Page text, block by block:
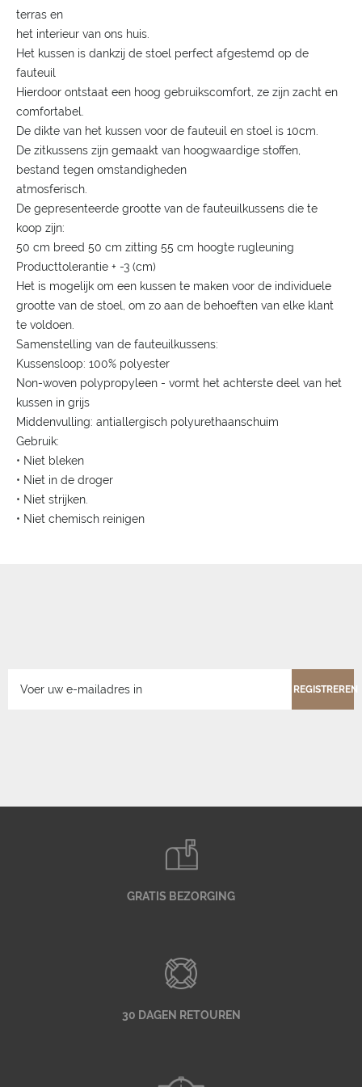
terras en
het interieur van ons huis.
Het kussen is dankzij de stoel perfect afgestemd op de
fauteuil
Hierdoor ontstaat een hoog gebruikscomfort, ze zijn zacht en
comfortabel.
De dikte van het kussen voor de fauteuil en stoel is 10cm.
De zitkussens zijn gemaakt van hoogwaardige stoffen,
bestand tegen omstandigheden
atmosferisch.
De gepresenteerde grootte van de fauteuilkussens die te
koop zijn:
50 cm breed 50 cm zitting 55 cm hoogte rugleuning
Producttolerantie + -3 (cm)
Het is mogelijk om een kussen te maken voor de individuele
grootte van de stoel, om zo aan de behoeften van elke klant
te voldoen.
Samenstelling van de fauteuilkussens:
Kussensloop: 100% polyester
Non-woven polypropyleen - vormt het achterste deel van het
kussen in grijs
Middenvulling: antiallergisch polyurethaanschuim
Gebruik:
• Niet bleken
• Niet in de droger
• Niet strijken.
• Niet chemisch reinigen
REGISTREREN
GRATIS BEZORGING
30 DAGEN RETOUREN